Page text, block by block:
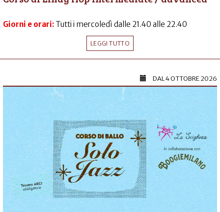
Giorni e orari: Tutti i mercoledì dalle 21.40 alle 22.40
LEGGI TUTTO
DAL4 OTTOBRE 2026